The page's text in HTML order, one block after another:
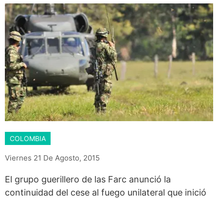
COLOMBIA
Viernes 21 De Agosto, 2015
El grupo guerillero de las Farc anunció la
continuidad del cese al fuego unilateral que inició